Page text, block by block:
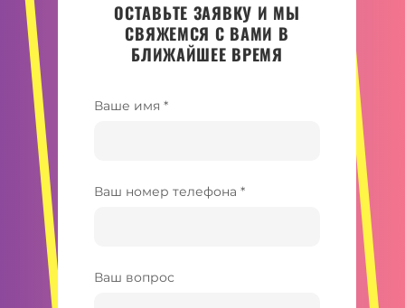
ОСТАВЬТЕ ЗАЯВКУ И МЫ
СВЯЖЕМСЯ С ВАМИ В
БЛИЖАЙШЕЕ ВРЕМЯ
Ваше имя *
Ваш номер телефона *
Ваш вопрос